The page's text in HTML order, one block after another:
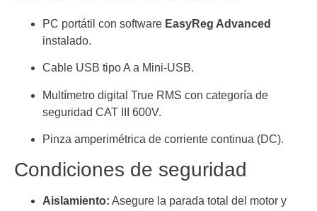
PC portátil con software EasyReg Advanced
instalado.
Cable USB tipo A a Mini-USB.
Multímetro digital True RMS con categoría de
seguridad CAT III 600V.
Pinza amperimétrica de corriente continua (DC).
Condiciones de seguridad
Aislamiento: Asegure la parada total del motor y